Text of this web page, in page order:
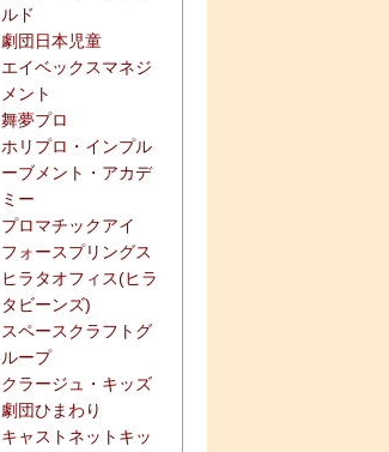
ルド
劇団日本児童
エイベックスマネジ
メント
舞夢プロ
ホリプロ・インプル
ーブメント・アカデ
ミー
プロマチックアイ
フォースプリングス
ヒラタオフィス(ヒラ
タビーンズ)
スペースクラフトグ
ループ
クラージュ・キッズ
劇団ひまわり
キャストネットキッ